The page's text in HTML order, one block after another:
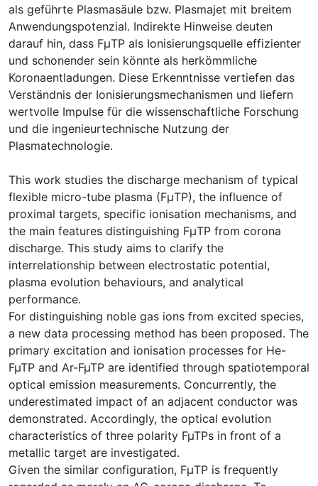
als geführte Plasmasäule bzw. Plasmajet mit breitem
Anwendungspotenzial. Indirekte Hinweise deuten
darauf hin, dass FμTP als Ionisierungsquelle effizienter
und schonender sein könnte als herkömmliche
Koronaentladungen. Diese Erkenntnisse vertiefen das
Verständnis der Ionisierungsmechanismen und liefern
wertvolle Impulse für die wissenschaftliche Forschung
und die ingenieurtechnische Nutzung der
This work studies the discharge mechanism of typical
flexible micro-tube plasma (FμTP), the influence of
proximal targets, specific ionisation mechanisms, and
the main features distinguishing FμTP from corona
discharge. This study aims to clarify the
interrelationship between electrostatic potential,
plasma evolution behaviours, and analytical
performance.
For distinguishing noble gas ions from excited species,
a new data processing method has been proposed. The
primary excitation and ionisation processes for He-
FµTP and Ar-FµTP are identified through spatiotemporal
optical emission measurements. Concurrently, the
underestimated impact of an adjacent conductor was
demonstrated. Accordingly, the optical evolution
characteristics of three polarity FµTPs in front of a
metallic target are investigated.
Given the similar configuration, FμTP is frequently